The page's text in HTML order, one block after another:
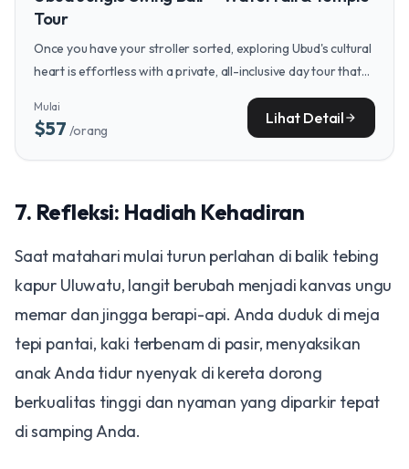
Tour
Once you have your stroller sorted, exploring Ubud's cultural
heart is effortless with a private, all-inclusive day tour that
covers the iconic rice terraces, Monkey Forest, and sacred
temples like Tirta Empul.
Mulai
$57 /orang
Lihat Detail arrow_forward
​7. Refleksi: Hadiah Kehadiran
​Saat matahari mulai turun perlahan di balik tebing
kapur Uluwatu, langit berubah menjadi kanvas ungu
memar dan jingga berapi-api. Anda duduk di meja
tepi pantai, kaki terbenam di pasir, menyaksikan
anak Anda tidur nyenyak di kereta dorong
berkualitas tinggi dan nyaman yang diparkir tepat
di samping Anda.